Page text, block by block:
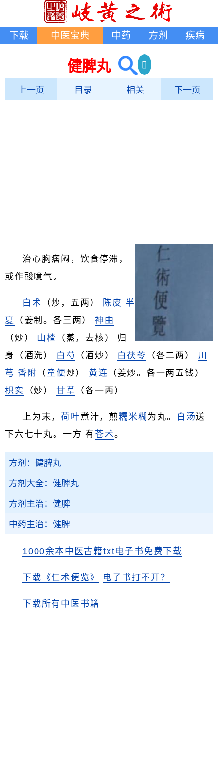
下载 中医宝典 中药 方剂 疾病
健脾丸
上一页 目录 相关 下一页
治心胸痞闷，饮食停滞，
或作酸噫气。
白术 （炒，五两） 陈皮 半
夏
（姜制。各三两）神曲
（炒） 山楂 （蒸，去核） 归
身（酒洗）
白芍 （酒炒） 白茯苓 （各二两） 川
芎 香附 （童便炒） 黄连 （姜炒。各一两五钱）
枳实
（炒） 甘草 （各一两）
上为末，荷叶煮汁，煎糯米糊 为丸。 白汤送
下六七十丸。一方 有苍术。
方剂：健脾丸
方剂大全：健脾丸
方剂主治：健脾
中药主治：健脾
1000余本中医古籍txt电子书免费下载
下载《仁术便览》 电子书打不开？
下载所有中医书籍